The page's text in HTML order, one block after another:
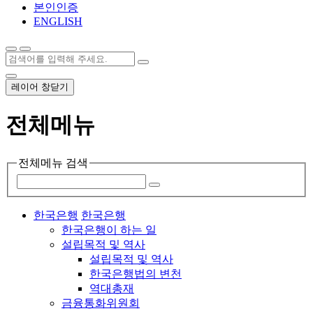
본인인증
ENGLISH
레이어 창닫기
전체메뉴
전체메뉴 검색
한국은행 한국은행
한국은행이 하는 일
설립목적 및 역사
설립목적 및 역사
한국은행법의 변천
역대총재
금융통화위원회